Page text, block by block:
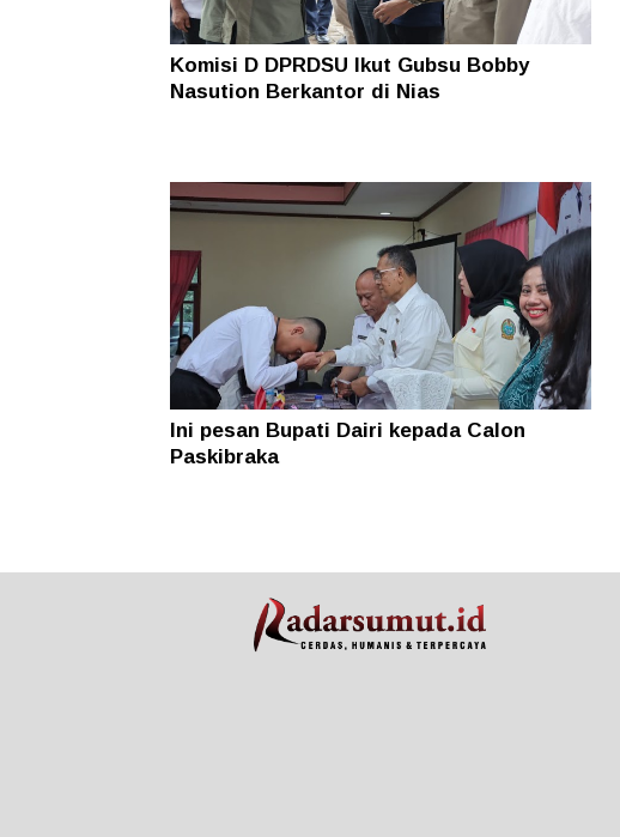
Komisi D DPRDSU Ikut Gubsu Bobby
Nasution Berkantor di Nias
Ini pesan Bupati Dairi kepada Calon
Paskibraka